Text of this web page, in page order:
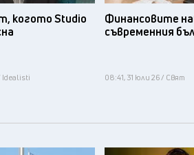
когото Studio
Idealisti
Финансовите
съвременния
08:41, 31 юли 26 / Свят